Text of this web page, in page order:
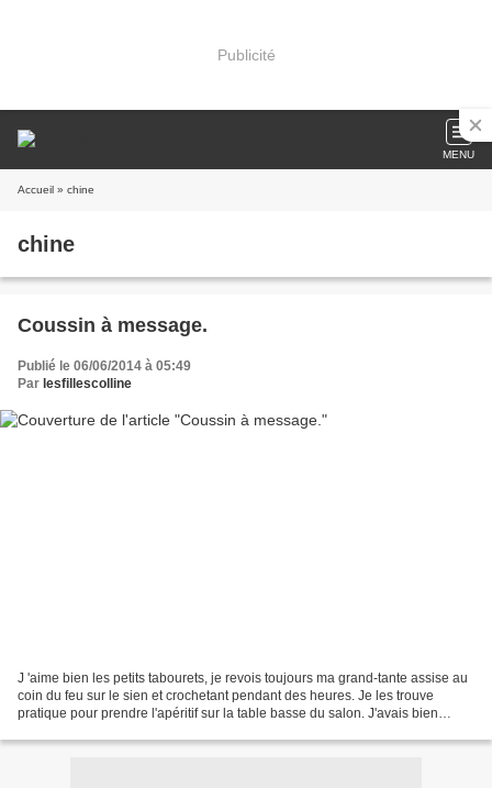
Publicité
MENU
Accueil » chine
chine
Coussin à message.
Publié le 06/06/2014 à 05:49
Par lesfillescolline
J 'aime bien les petits tabourets, je revois toujours ma grand-tante assise au
coin du feu sur le sien et crochetant pendant des heures. Je les trouve
pratique pour prendre l'apéritif sur la table basse du salon. J'avais bien